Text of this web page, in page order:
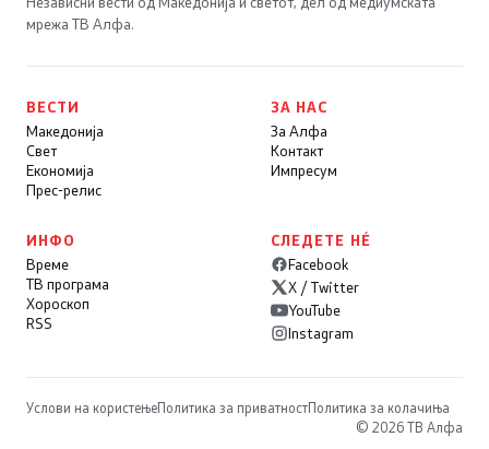
мрежа ТВ Алфа.
ВЕСТИ
Македонија
Свет
Економија
Прес-релис
ЗА НАС
За Алфа
Контакт
Импресум
ИНФО
Време
ТВ програма
Хороскоп
RSS
СЛЕДЕТЕ НÉ
Facebook
X / Twitter
YouTube
Instagram
Услови на користењеПолитика за приватностПолитика за колачиња
© 2026 ТВ Алфа